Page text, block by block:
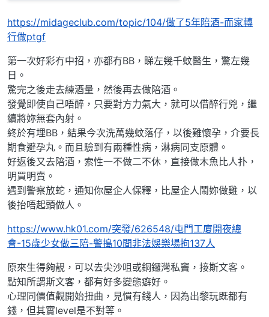
https://midageclub.com/topic/104/做了5年陪酒-而家轉
行做ptgf
第一次好彩冇中招，亦都冇BB，睇左幾千蚊醫生，驚左幾
日。
驚完之後走去練酒量，然後再去做陪酒。
發覺即使自己唔醉，只要對方力氣大，就可以借醉行兇，繼
續將妳無套內射。
終於有埋BB，結果今次洗萬幾蚊落仔，以後難懷孕，介要長
期食避孕丸。而且驗到有兩種性病，淋病同支原體。
好返後又去陪酒，索性一不做二不休，直接做木魚比人扑，
明買明賣。
遇到警察放蛇，通知你屋企人保釋，比屋企人鬧妳做雞，以
後抬唔起頭做人。
https://www.hk01.com/突發/626548/屯門工廈開夜總
會-15歲少女做三陪-警搗10間非法娛樂場拘137人
原來生得夠靚，可以去尖沙咀或銅鑼灣私竇，接斯文客。
點知所謂斯文客，都有好多變態癖好。
心理同價值觀開始扭曲，見慣有錢人，因為出黎玩既都有
錢，但其實level是不對等。